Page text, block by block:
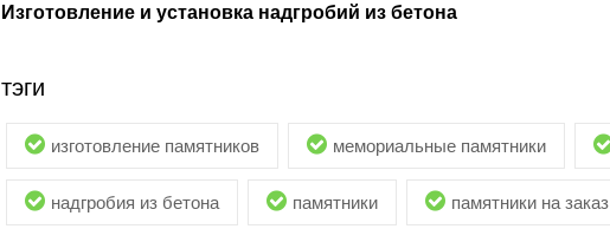
Изготовление и установка надгробий из бетона
тэги
изготовление памятников мемориальные памятники
надгробия из бетона памятники памятники на заказ